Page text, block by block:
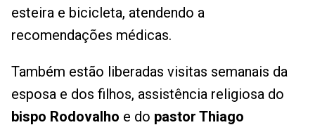
esteira e bicicleta, atendendo a
recomendações médicas.
Também estão liberadas visitas semanais da
esposa e dos filhos, assistência religiosa do
bispo Rodovalho e do pastor Thiago